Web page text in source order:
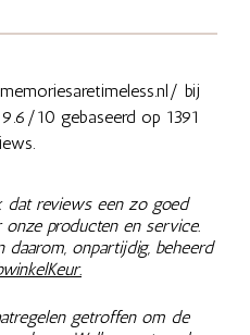
bij
10 gebaseerd op 1391
dat reviews een zo goed
producten en service.
daarom, onpartijdig, beheerd
getroffen om de